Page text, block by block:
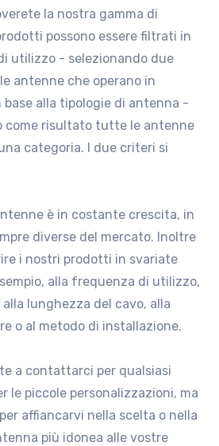
la nostra gamma di
possono essere filtrati in
utilizzo - selezionando due
antenne che operano in
alla tipologie di antenna -
come risultato tutte le antenne
categoria. I due criteri si
è in costante crescita, in
diverse del mercato. Inoltre
i nostri prodotti in svariate
alla frequenza di utilizzo,
lunghezza del cavo, alla
o al metodo di installazione.
a contattarci per qualsiasi
le piccole personalizzazioni, ma
affiancarvi nella scelta o nella
più idonea alle vostre